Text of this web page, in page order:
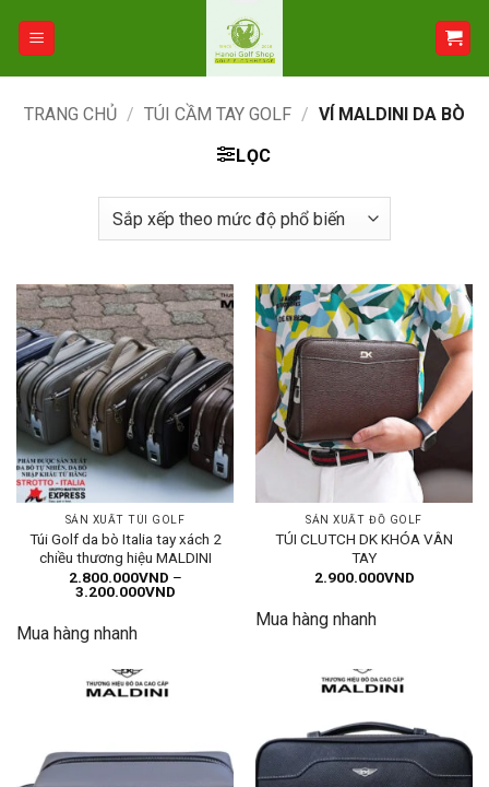
TRANG CHỦ / TÚI CẦM TAY GOLF / VÍ MALDINI DA BÒ
LỌC
SẢN XUẤT TÚI GOLF
Túi Golf da bò Italia tay xách 2
chiều thương hiệu MALDINI
2.800.000VND –
3.200.000VNDKhoảng
Mua hàng nhanh
SẢN XUẤT ĐỒ GOLF
TÚI CLUTCH DK KHÓA VÂN
TAY
2.900.000VND
Mua hàng nhanh